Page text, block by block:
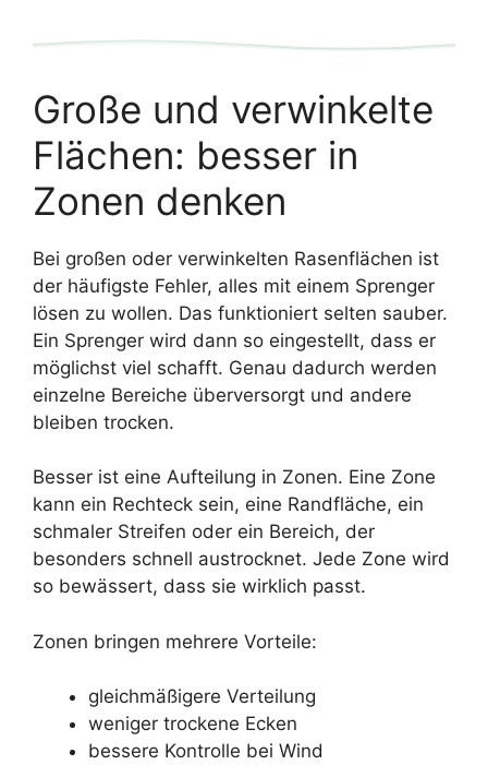
Große und verwinkelte
Flächen: besser in
Zonen denken
Bei großen oder verwinkelten Rasenflächen ist
der häufigste Fehler, alles mit einem Sprenger
lösen zu wollen. Das funktioniert selten sauber.
Ein Sprenger wird dann so eingestellt, dass er
möglichst viel schafft. Genau dadurch werden
einzelne Bereiche überversorgt und andere
bleiben trocken.
Besser ist eine Aufteilung in Zonen. Eine Zone
kann ein Rechteck sein, eine Randfläche, ein
schmaler Streifen oder ein Bereich, der
besonders schnell austrocknet. Jede Zone wird
so bewässert, dass sie wirklich passt.
Zonen bringen mehrere Vorteile:
gleichmäßigere Verteilung
weniger trockene Ecken
bessere Kontrolle bei Wind